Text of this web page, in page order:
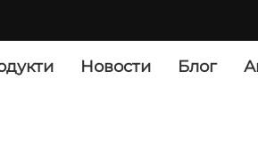
Новости Блог